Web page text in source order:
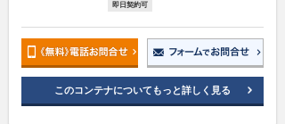
即日契約可
このコンテナについてもっと詳しく見る